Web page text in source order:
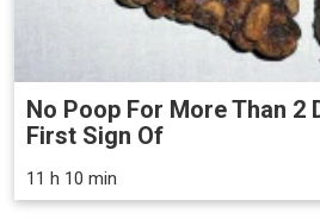
No Poop For More Than 2
First Sign Of
11 h 10 min